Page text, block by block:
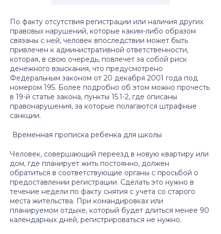
По факту отсутствия регистрации или наличия других
правовых нарушений, которые каким-либо образом
связаны с ней, человек впоследствии может быть
привлечен к административной ответственности,
которая, в свою очередь, повлечет за собой риск
денежного взыскания, что предусмотрено
Федеральным законом от 20 декабря 2001 года под
номером 195. Более подробно об этом можно прочесть
в 19-й статье закона, пункты 15.1-2, где описаны
правонарушения, за которые полагаются штрафные
санкции.
Временная прописка ребенка для школы
Человек, совершающий переезд в новую квартиру или
дом, где планирует жить постоянно, должен
обратиться в соответствующие органы с просьбой о
предоставлении регистрации. Сделать это нужно в
течение недели по факту снятия с учета со старого
места жительства. При командировках или
планируемом отдыхе, который будет длиться менее 90
календарных дней, регистрироваться не нужно.